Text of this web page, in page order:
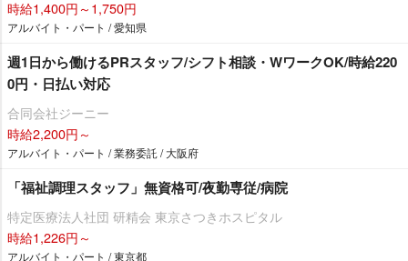
時給1,400円～1,750円
アルバイト・パート / 愛知県
週1日から働けるPRスタッフ/シフト相談・WワークOK/時給220
0円・日払い対応
合同会社ジーニー
時給2,200円～
アルバイト・パート / 業務委託 / 大阪府
「福祉調理スタッフ」無資格可/夜勤専従/病院
特定医療法人社団 研精会 東京さつきホスピタル
時給1,226円～
アルバイト・パート / 東京都